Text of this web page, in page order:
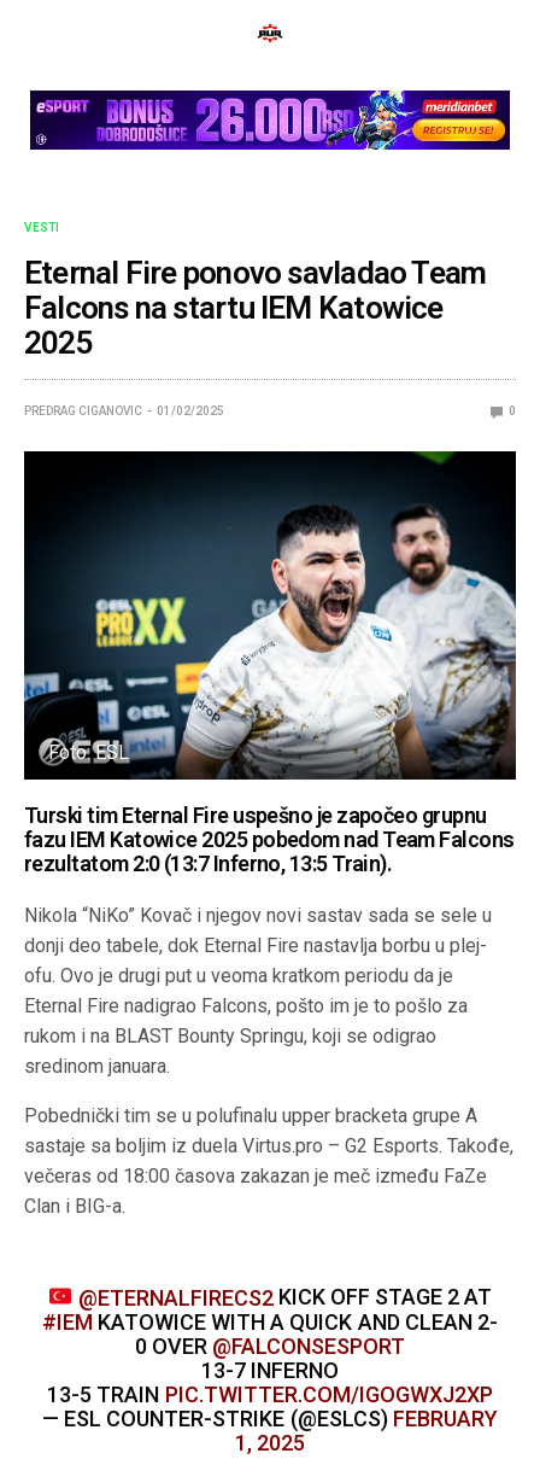
VESTI
Eternal Fire ponovo savladao Team
Falcons na startu IEM Katowice
2025
PREDRAG CIGANOVIC 01/02/2025 0
Foto: ESL
Turski tim Eternal Fire uspešno je započeo grupnu
fazu IEM Katowice 2025 pobedom nad Team Falcons
rezultatom 2:0 (13:7 Inferno, 13:5 Train).
Nikola “NiKo” Kovač i njegov novi sastav sada se sele u
donji deo tabele, dok Eternal Fire nastavlja borbu u plej-
ofu. Ovo je drugi put u veoma kratkom periodu da je
Eternal Fire nadigrao Falcons, pošto im je to pošlo za
rukom i na BLAST Bounty Springu, koji se odigrao
sredinom januara.
Pobednički tim se u polufinalu upper bracketa grupe A
sastaje sa boljim iz duela Virtus.pro – G2 Esports. Takođe,
večeras od 18:00 časova zakazan je meč između FaZe
Clan i BIG-a.
@ETERNALFIRECS2KICK OFF STAGE 2 AT
#IEM KATOWICE WITH A QUICK AND CLEAN 2-
0 OVER @FALCONSESPORT
13-7 INFERNO
13-5 TRAIN PIC.TWITTER.COM/IGOGWXJ2XP
— ESL COUNTER-STRIKE (@ESLCS) FEBRUARY
1, 2025